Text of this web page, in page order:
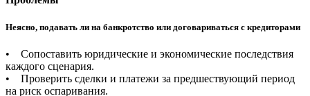
Неясно, подавать ли на банкротство или договариваться с кредиторами
• Сопоставить юридические и экономические последствия
каждого сценария.
• Проверить сделки и платежи за предшествующий период
на риск оспаривания.